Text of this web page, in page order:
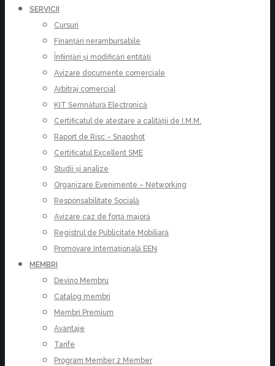
SERVICII
Cursuri
Finanțări nerambursabile
Înființări și modificări entități
Avizare documente comerciale
Arbitraj comercial
KIT Semnătură Electronică
Certificatul de atestare a calității de I.M.M.
Raport de Risc – Snapshot
Certificatul Excellent SME
Studii și analize
Organizare Evenimente – Networking
Responsabilitate Socială
Avizare caz de forță majoră
Registrul de Publicitate Mobiliară
Promovare Internațională EEN
MEMBRI
Devino Membru
Catalog membri
Membri Premium
Avantaje
Tarife
Program Member 2 Member